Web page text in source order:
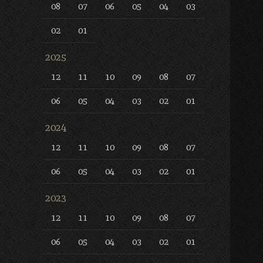
08 07 06 05 04 03
02 01
2025
12 11 10 09 08 07
06 05 04 03 02 01
2024
12 11 10 09 08 07
06 05 04 03 02 01
2023
12 11 10 09 08 07
06 05 04 03 02 01